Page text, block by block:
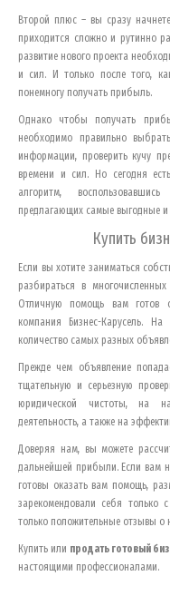
Второй плюс – вы сразу
приходится сложно и рутинно
развитие нового проекта
и сил. И только после того,
понемногу получать прибыль.
Однако чтобы получать
необходимо правильно
информации, проверить кучу
времени и сил. Но сегодня
алгоритм,
предлагающих самые выгодные
Купить
Если вы хотите заниматься
разбираться в
Отличную помощь вам готов
компания Бизнес-Карусель.
количество самых разных
Прежде чем объявление
тщательную и серьезную
юридической чистоты, на
деятельность, а также на
Доверяя нам, вы можете
дальнейшей прибыли. Если вам
готовы оказать вам помощь,
зарекомендовали себя
только положительные отзывы о
Купить или продать готовый
настоящими профессионалами.